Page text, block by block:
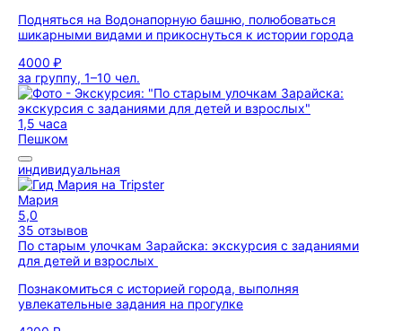
Подняться на Водонапорную башню, полюбоваться
шикарными видами и прикоснуться к истории города
4000 ₽
за группу, 1–10 чел.
1,5 часа
Пешком
индивидуальная
Мария
5,0
35 отзывов
По старым улочкам Зарайска: экскурсия с заданиями
для детей и взрослых
Познакомиться с историей города, выполняя
увлекательные задания на прогулке